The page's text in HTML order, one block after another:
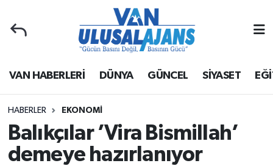
VAN HABERLERİ DÜNYA GÜNCEL SİYASET
HABERLER EKONOMİ
Balıkçılar ’Vira Bismillah’
demeye hazırlanıyor
Van Nöbetçi Eczaneler
Van Hava Durumu
Van Namaz Vakitleri
Van Trafik Yoğunluk Haritası